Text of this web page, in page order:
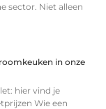
sector. Niet alleen
in onze
hier vind je
Wie een